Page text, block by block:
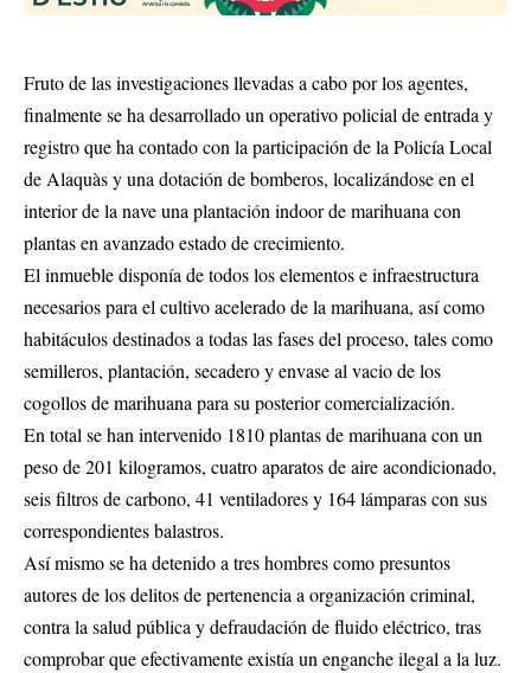
Fruto de las investigaciones llevadas a cabo por los agentes,
finalmente se ha desarrollado un operativo policial de entrada y
registro que ha contado con la participación de la Policía Local
de Alaquàs y una dotación de bomberos, localizándose en el
interior de la nave una plantación indoor de marihuana con
plantas en avanzado estado de crecimiento.
El inmueble disponía de todos los elementos e infraestructura
necesarios para el cultivo acelerado de la marihuana, así como
habitáculos destinados a todas las fases del proceso, tales como
semilleros, plantación, secadero y envase al vacio de los
cogollos de marihuana para su posterior comercialización.
En total se han intervenido 1810 plantas de marihuana con un
peso de 201 kilogramos, cuatro aparatos de aire acondicionado,
seis filtros de carbono, 41 ventiladores y 164 lámparas con sus
correspondientes balastros.
Así mismo se ha detenido a tres hombres como presuntos
autores de los delitos de pertenencia a organización criminal,
contra la salud pública y defraudación de fluido eléctrico, tras
comprobar que efectivamente existía un enganche ilegal a la luz.